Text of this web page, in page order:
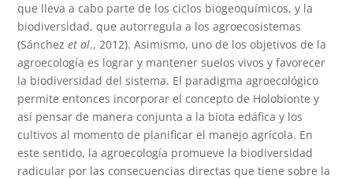
que lleva a cabo parte de los ciclos biogeoquímicos, y la
biodiversidad, que autorregula a los agroecosistemas
(Sánchezet al., 2012). Asimismo, uno de los objetivos de la
agroecología es lograr y mantener suelos vivos y favorecer
la biodiversidad del sistema. El paradigma agroecológico
permite entonces incorporar el concepto de Holobionte y
así pensar de manera conjunta a la biota edáfica y los
cultivos al momento de planificar el manejo agrícola. En
este sentido, la agroecología promueve la biodiversidad
radicular por las consecuencias directas que tiene sobre la